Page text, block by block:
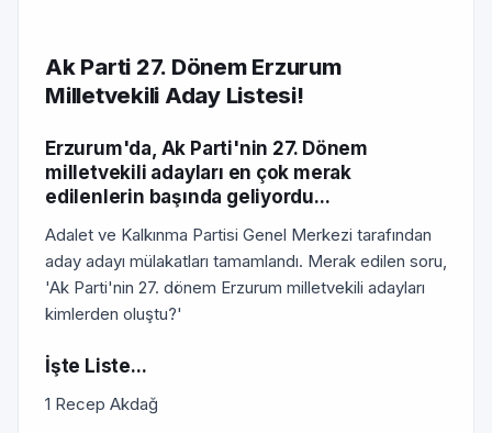
Ak Parti 27. Dönem Erzurum
Milletvekili Aday Listesi!
Erzurum'da, Ak Parti'nin 27. Dönem
milletvekili adayları en çok merak
edilenlerin başında geliyordu...
Adalet ve Kalkınma Partisi Genel Merkezi tarafından
aday adayı mülakatları tamamlandı. Merak edilen soru,
'Ak Parti'nin 27. dönem Erzurum milletvekili adayları
kimlerden oluştu?'
İşte Liste...
1 Recep Akdağ